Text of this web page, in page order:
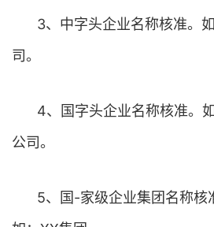
3、中字头企业名称核准。
司。
4、国字头企业名称核准。
公司。
5、国-家级企业集团名称核